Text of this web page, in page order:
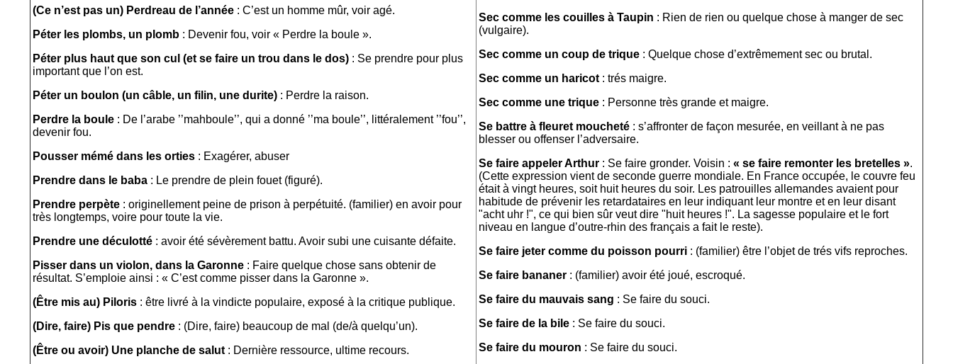
(Ce n’est pas un) Perdreau de l’année : C’est un homme mûr, voir agé.
Péter les plombs, un plomb : Devenir fou, voir « Perdre la boule ».
Péter plus haut que son cul (et se faire un trou dans le dos) : Se prendre pour plus
important que l’on est.
Péter un boulon (un câble, un filin, une durite) : Perdre la raison.
Perdre la boule : De l’arabe ’’mahboule’’, qui a donné ’’ma boule’’, littéralement ’’fou’’,
devenir fou.
Pousser mémé dans les orties : Exagérer, abuser
Prendre dans le baba : Le prendre de plein fouet (figuré).
Prendre perpète : originellement peine de prison à perpétuité. (familier) en avoir pour
très longtemps, voire pour toute la vie.
Prendre une déculotté : avoir été sévèrement battu. Avoir subi une cuisante défaite.
Pisser dans un violon, dans la Garonne : Faire quelque chose sans obtenir de
résultat. S’emploie ainsi : « C’est comme pisser dans la Garonne ».
(Être mis au) Piloris : être livré à la vindicte populaire, exposé à la critique publique.
(Dire, faire) Pis que pendre : (Dire, faire) beaucoup de mal (de/à quelqu’un).
(Être ou avoir) Une planche de salut : Dernière ressource, ultime recours.
Sec comme les couilles à Taupin : Rien de rien ou quelque chose à manger de sec
(vulgaire).
Sec comme un coup de trique : Quelque chose d’extrêmement sec ou brutal.
Sec comme un haricot : trés maigre.
Sec comme une trique : Personne très grande et maigre.
Se battre à fleuret moucheté : s’affronter de façon mesurée, en veillant à ne pas
blesser ou offenser l’adversaire.
Se faire appeler Arthur : Se faire gronder. Voisin : « se faire remonter les bretelles ».
(Cette expression vient de seconde guerre mondiale. En France occupée, le couvre feu
était à vingt heures, soit huit heures du soir. Les patrouilles allemandes avaient pour
habitude de prévenir les retardataires en leur indiquant leur montre et en leur disant
"acht uhr !", ce qui bien sûr veut dire "huit heures !". La sagesse populaire et le fort
niveau en langue d’outre-rhin des français a fait le reste).
Se faire jeter comme du poisson pourri : (familier) être l’objet de trés vifs reproches.
Se faire bananer : (familier) avoir été joué, escroqué.
Se faire du mauvais sang : Se faire du souci.
Se faire de la bile : Se faire du souci.
Se faire du mouron : Se faire du souci.